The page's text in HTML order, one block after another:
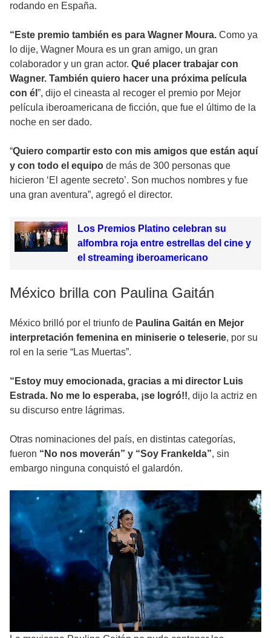
rodando en España.
“Este premio también es para Wagner Moura. Como ya
lo dije, Wagner Moura es un gran amigo, un gran
colaborador y un gran actor. Qué placer trabajar con
Wagner. También quiero hacer una próxima película
con él ”, dijo el cineasta al recoger el premio por Mejor
película iberoamericana de ficción, que fue el último de la
noche en ser dado.
“Quiero compartir esto con mis amigos que están aquí
y con todo el equipo de más de 300 personas que
hicieron ‘El agente secreto’. Son muchos nombres y fue
una gran aventura”, agregó el director.
Los Premios Platino celebran su
alfombra roja entre estrellas del cine y
el streaming iberoamericano
México brilla con Paulina Gaitán
México brilló por el triunfo de Paulina Gaitán en Mejor
interpretación femenina en miniserie o teleserie, por su
rol en la serie “Las Muertas”.
“Estoy muy emocionada, gracias a mi director Luis
Estrada. No me lo esperaba, ¡se logró!!, dijo la actriz en
su discurso entre lágrimas.
Otras nominaciones del país, en distintas categorías,
fueron “No nos moverán” y “Soy Frankelda”, sin
embargo ninguna conquistó el galardón.